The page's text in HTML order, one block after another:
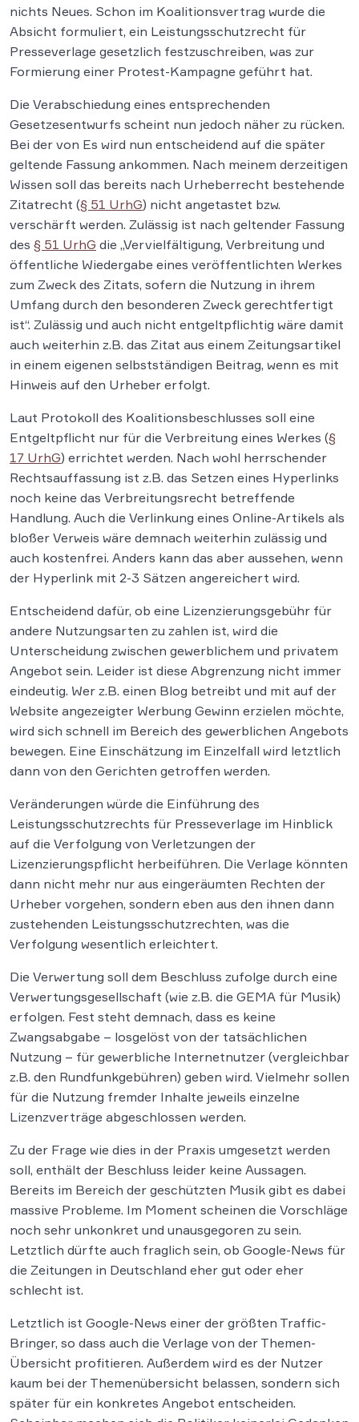
nichts Neues. Schon im Koalitionsvertrag wurde die
Absicht formuliert, ein Leistungsschutzrecht für
Presseverlage gesetzlich festzuschreiben, was zur
Formierung einer Protest-Kampagne geführt hat.
Die Verabschiedung eines entsprechenden
Gesetzesentwurfs scheint nun jedoch näher zu rücken.
Bei der von Es wird nun entscheidend auf die später
geltende Fassung ankommen. Nach meinem derzeitigen
Wissen soll das bereits nach Urheberrecht bestehende
Zitatrecht (§ 51 UrhG) nicht angetastet bzw.
verschärft werden. Zulässig ist nach geltender Fassung
des § 51 UrhG die „Vervielfältigung, Verbreitung und
öffentliche Wiedergabe eines veröffentlichten Werkes
zum Zweck des Zitats, sofern die Nutzung in ihrem
Umfang durch den besonderen Zweck gerechtfertigt
ist“. Zulässig und auch nicht entgeltpflichtig wäre damit
auch weiterhin z.B. das Zitat aus einem Zeitungsartikel
in einem eigenen selbstständigen Beitrag, wenn es mit
Hinweis auf den Urheber erfolgt.
Laut Protokoll des Koalitionsbeschlusses soll eine
Entgeltpflicht nur für die Verbreitung eines Werkes (§
17 UrhG) errichtet werden. Nach wohl herrschender
Rechtsauffassung ist z.B. das Setzen eines Hyperlinks
noch keine das Verbreitungsrecht betreffende
Handlung. Auch die Verlinkung eines Online-Artikels als
bloßer Verweis wäre demnach weiterhin zulässig und
auch kostenfrei. Anders kann das aber aussehen, wenn
der Hyperlink mit 2-3 Sätzen angereichert wird.
Entscheidend dafür, ob eine Lizenzierungsgebühr für
andere Nutzungsarten zu zahlen ist, wird die
Unterscheidung zwischen gewerblichem und privatem
Angebot sein. Leider ist diese Abgrenzung nicht immer
eindeutig. Wer z.B. einen Blog betreibt und mit auf der
Website angezeigter Werbung Gewinn erzielen möchte,
wird sich schnell im Bereich des gewerblichen Angebots
bewegen. Eine Einschätzung im Einzelfall wird letztlich
dann von den Gerichten getroffen werden.
Veränderungen würde die Einführung des
Leistungsschutzrechts für Presseverlage im Hinblick
auf die Verfolgung von Verletzungen der
Lizenzierungspflicht herbeiführen. Die Verlage könnten
dann nicht mehr nur aus eingeräumten Rechten der
Urheber vorgehen, sondern eben aus den ihnen dann
zustehenden Leistungsschutzrechten, was die
Verfolgung wesentlich erleichtert.
Die Verwertung soll dem Beschluss zufolge durch eine
Verwertungsgesellschaft (wie z.B. die GEMA für Musik)
erfolgen. Fest steht demnach, dass es keine
Zwangsabgabe – losgelöst von der tatsächlichen
Nutzung – für gewerbliche Internetnutzer (vergleichbar
z.B. den Rundfunkgebühren) geben wird. Vielmehr sollen
für die Nutzung fremder Inhalte jeweils einzelne
Lizenzverträge abgeschlossen werden.
Zu der Frage wie dies in der Praxis umgesetzt werden
soll, enthält der Beschluss leider keine Aussagen.
Bereits im Bereich der geschützten Musik gibt es dabei
massive Probleme. Im Moment scheinen die Vorschläge
noch sehr unkonkret und unausgegoren zu sein.
Letztlich dürfte auch fraglich sein, ob Google-News für
die Zeitungen in Deutschland eher gut oder eher
schlecht ist.
Letztlich ist Google-News einer der größten Traffic-
Bringer, so dass auch die Verlage von der Themen-
Übersicht profitieren. Außerdem wird es der Nutzer
kaum bei der Themenübersicht belassen, sondern sich
später für ein konkretes Angebot entscheiden.